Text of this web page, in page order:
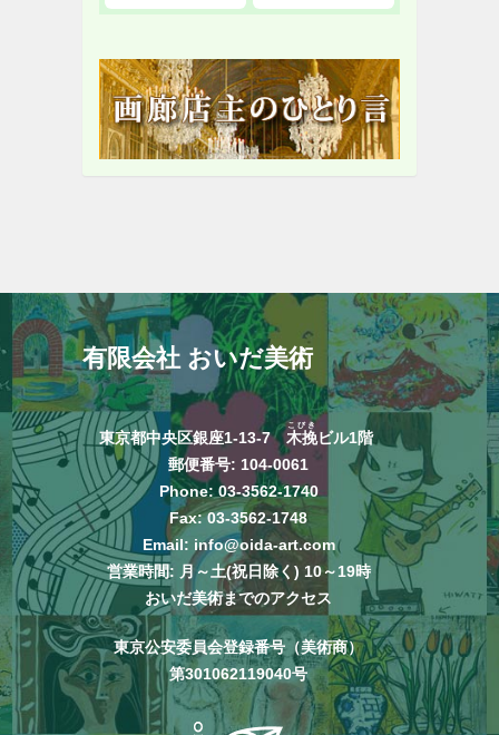
有限会社 おいだ美術
東京都中央区銀座1-13-7木挽
こびき
ビル1階
郵便番号: 104-0061
Phone: 03-3562-1740
Fax: 03-3562-1748
Email: info@oida-art.com
営業時間: 月～土(祝日除く) 10～19時
おいだ美術までのアクセス
東京公安委員会登録番号（美術商）
第301062119040号